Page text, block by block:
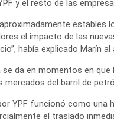
y el resto de las
estables
el impacto de las
había explicado Marín al
da en momentos en
mercados del barril de
YPF funcionó como una
el traslado